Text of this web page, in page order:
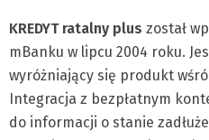
KREDYT ratalny plus został
mBanku w lipcu 2004 roku.
wyróżniający się produkt
Integracja z bezpłatnym
do informacji o stanie